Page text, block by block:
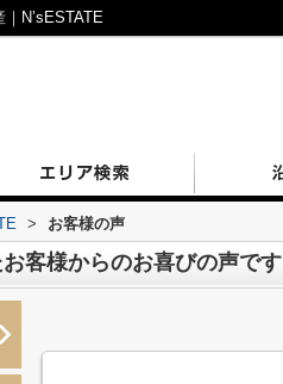
N’sESTATE
> お客様の声
客様からのお喜びの声です